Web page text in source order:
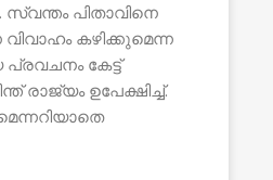
സ്വന്തം പിതാവിനെ
വിവാഹം കഴിക്കുമെന്ന
കേട്ട്
രാജ്യം ഉപേക്ഷിച്ച്.